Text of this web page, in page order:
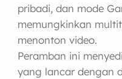
pribadi, dan mode
memungkinkan
menonton video.
Peramban ini
yang lancar dengan